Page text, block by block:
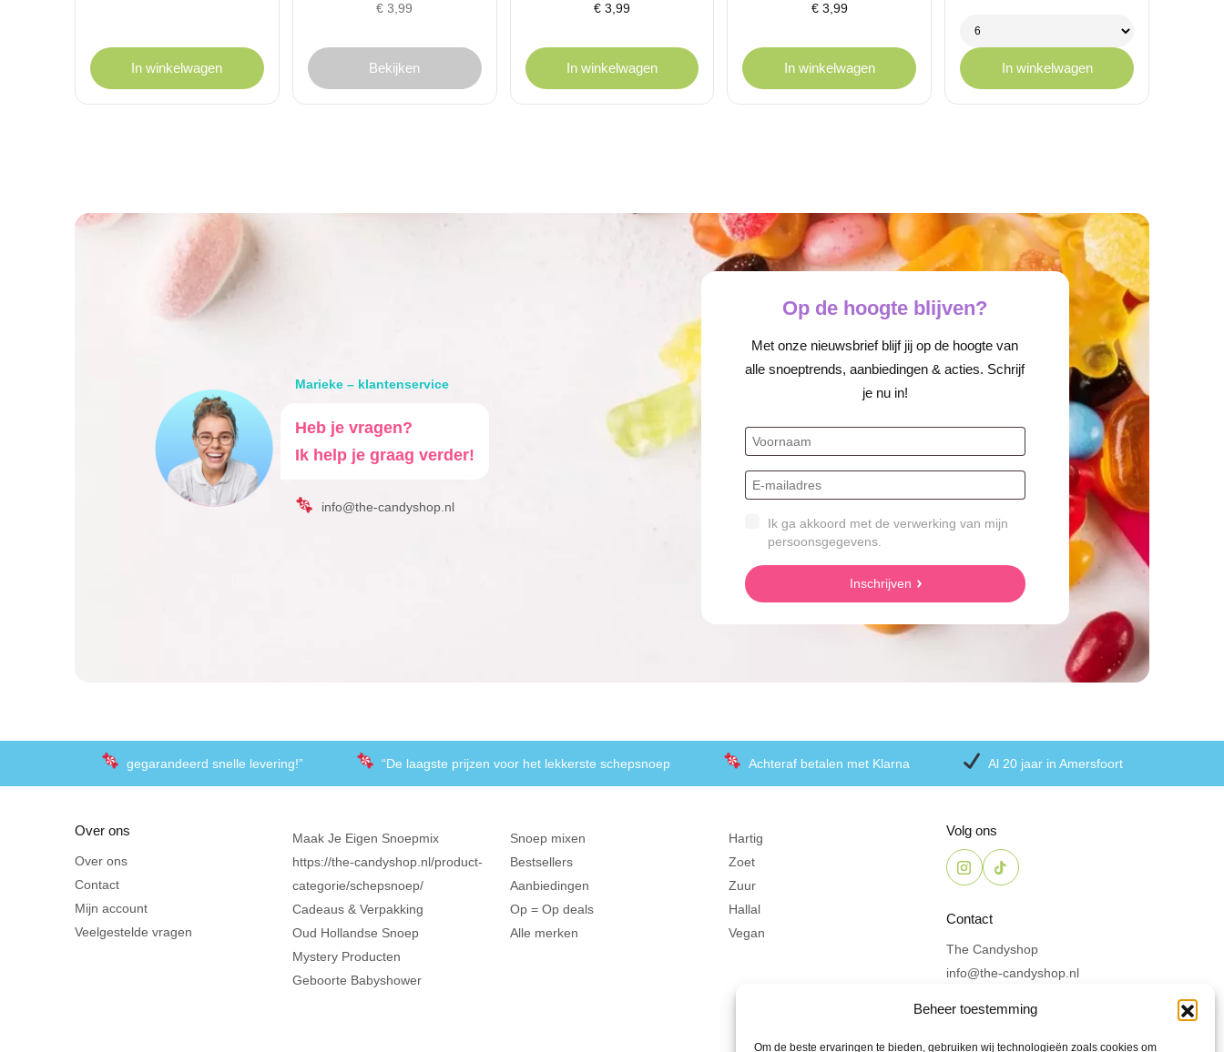
Beheer toestemming
Om de beste ervaringen te bieden, gebruiken wij technologieën zoals cookies om
In winkelwagen
€ 3,99
Bekijken
€3,99
In winkelwagen
€3,99
In winkelwagen
€ 1,50
In winkelwagen
Marieke – klantenservice
Heb je vragen?
Ik help je graag verder!
info@the-candyshop.nl
Op de hoogte blijven?
Met onze nieuwsbrief blijf jij op de hoogte van
alle snoeptrends, aanbiedingen & acties. Schrijf
je nu in!
Ik ga akkoord met de verwerking van mijn
persoonsgegevens.
Inschrijven
gegarandeerd snelle levering!” “De laagste prijzen voor het lekkerste schepsnoep Achteraf betalen met Klarna Al 20 jaar in Amersfoort
Over ons
Over ons
Contact
Mijn account
Veelgestelde vragen
Maak Je Eigen Snoepmix
https://the-candyshop.nl/product-
categorie/schepsnoep/
Cadeaus & Verpakking
Oud Hollandse Snoep
Mystery Producten
Geboorte Babyshower
Snoep mixen
Bestsellers
Aanbiedingen
Op = Op deals
Alle merken
Hartig
Zoet
Zuur
Hallal
Vegan
Volg ons
Contact
The Candyshop
info@the-candyshop.nl